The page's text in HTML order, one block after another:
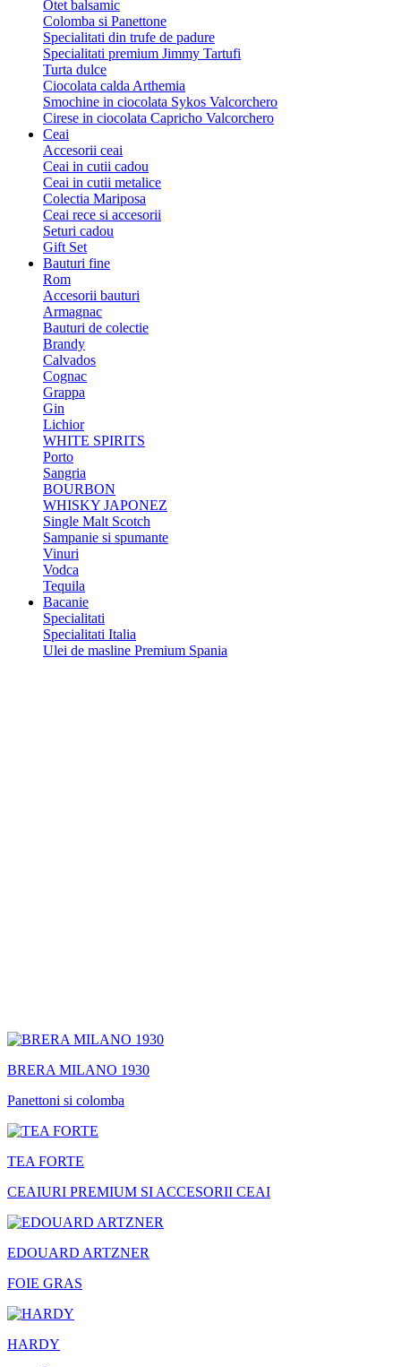
Otet balsamic
Colomba si Panettone
Specialitati din trufe de padure
Specialitati premium Jimmy Tartufi
Turta dulce
Ciocolata calda Arthemia
Smochine in ciocolata Sykos Valcorchero
Cirese in ciocolata Capricho Valcorchero
Ceai
Accesorii ceai
Ceai in cutii cadou
Ceai in cutii metalice
Colectia Mariposa
Ceai rece si accesorii
Seturi cadou
Gift Set
Bauturi fine
Rom
Accesorii bauturi
Armagnac
Bauturi de colectie
Brandy
Calvados
Cognac
Grappa
Gin
Lichior
WHITE SPIRITS
Porto
Sangria
BOURBON
WHISKY JAPONEZ
Single Malt Scotch
Sampanie si spumante
Vinuri
Vodca
Tequila
Bacanie
Specialitati
Specialitati Italia
Ulei de masline Premium Spania
BRERA MILANO 1930
Panettoni si colomba
TEA FORTE
CEAIURI PREMIUM SI ACCESORII CEAI
EDOUARD ARTZNER
FOIE GRAS
HARDY